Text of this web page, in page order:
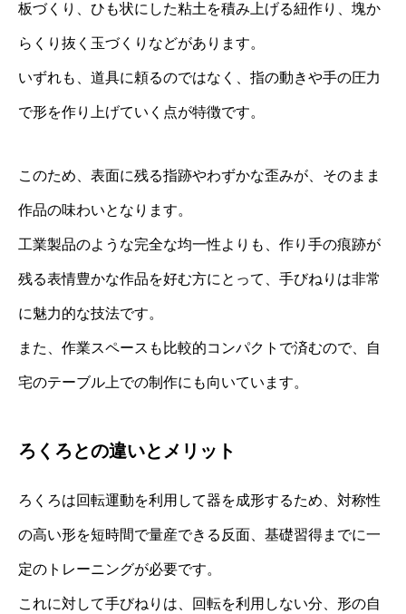
板づくり、ひも状にした粘土を積み上げる紐作り、塊か
らくり抜く玉づくりなどがあります。
いずれも、道具に頼るのではなく、指の動きや手の圧力
で形を作り上げていく点が特徴です。
このため、表面に残る指跡やわずかな歪みが、そのまま
作品の味わいとなります。
工業製品のような完全な均一性よりも、作り手の痕跡が
残る表情豊かな作品を好む方にとって、手びねりは非常
に魅力的な技法です。
また、作業スペースも比較的コンパクトで済むので、自
宅のテーブル上での制作にも向いています。
ろくろとの違いとメリット
ろくろは回転運動を利用して器を成形するため、対称性
の高い形を短時間で量産できる反面、基礎習得までに一
定のトレーニングが必要です。
これに対して手びねりは、回転を利用しない分、形の自